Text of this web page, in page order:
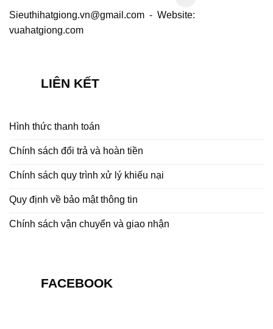
Sieuthihatgiong.vn@gmail.com - Website:
vuahatgiong.com
LIÊN KẾT
Hình thức thanh toán
Chính sách đổi trả và hoàn tiền
Chính sách quy trình xử lý khiếu nại
Quy định về bảo mật thông tin
Chính sách vận chuyển và giao nhận
FACEBOOK